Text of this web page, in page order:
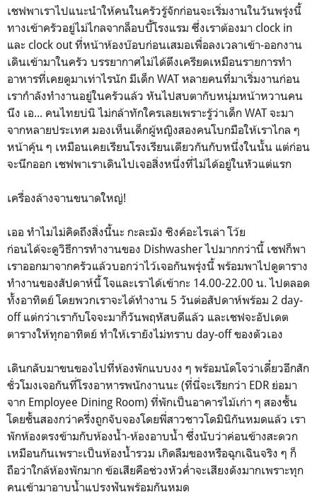
เชฟพาเราไปแนะนำให้คนในครัวรู้จักก่อนจะเริ่มงานในวันพรุ่งนี้
ทางเข้าครัวอยู่ไม่ไกลจากล็อบบี้โรงแรม ซึ่งเราต้องมา clock in
และ clock out ที่หน้าห้องบ๊อบก่อนเสมอเพื่อลงเวลาเข้า-ออกงาน
เดินเข้ามาในครัว บรรยากาศไม่ได้ตึงเครียดเหมือนรายการทำ
อาหารที่เคยดูมาเท่าไรนัก มีเด็ก WAT หลายคนที่มาเริ่มงานก่อน
เรากำลังทำงานอยู่ในครัวแล้ว หันไปสบตากับหนุ่มหน้าหวานคน
นึง เอ... คนไทยบ่นิ ไม่กล้าทักใครเลยเพราะรู้ว่าเด็ก WAT จะมา
จากหลายประเทศ มองเห็นเด็กผู้หญิงสองคนโบกมือให้เราไกล ๆ
หน้าคุ้น ๆ เหมือนเคยเรียนโรงเรียนเดียวกันกับหนึ่งในนั้น แต่ก่อน
จะนึกออก เชฟพาเราเดินไปเจอสิ่งหนึ่งที่ไม่ได้อยู่ในหัวแต่แรก
เครื่องล้างจานขนาดใหญ่!
เออ ทำไมไม่คิดถึงสิ่งนี้นะ กะละมัง ซิงค์อะไรเล่า โว้ย
ก่อนได้จะดูวิธีการทำงานของ Dishwasher ไปมากกว่านี้ เชฟก็พา
เราออกมาจากครัวแล้วบอกว่าไว้เจอกันพรุ่งนี้ พร้อมพาไปดูตาราง
ทำงานของสัปดาห์นี้ โจและเราได้เข้ากะ 14.00-22.00 น. ไปตลอด
ทั้งอาทิตย์ โดยพวกเราจะได้ทำงาน 5 วันต่อสัปดาห์พร้อม 2 day-
off แต่กว่าเรากับโจจะมาก็วันพฤหัสบดีแล้ว และเชฟจะอัปเดต
ตารางให้ทุกอาทิตย์ ทำให้เรายังไม่ทราบ day-off ของตัวเอง
เดินกลับมาขนของไปที่ห้องพักแบบงง ๆ พร้อมนัดโจว่าเดี๋ยวอีกสัก
ชั่วโมงเจอกันที่โรงอาหารพนักงานนะ (ที่นี่จะเรียกว่า EDR ย่อมา
จาก Employee Dining Room) ที่พักเป็นอาคารไม้เก่า ๆ สองชั้น
โดยชั้นสองกว่าครึ่งถูกจับจองโดยพี่สาวชาวโดมินิกันหมดแล้ว เรา
พักห้องตรงข้ามกับห้องน้ำ-ห้องอาบน้ำ ซึ่งนับว่าค่อนข้างสะดวก
เหมือนกันเพราะเป็นห้องน้ำรวม เกิดลืมของหรือฉุกเฉินจริง ๆ ก็
ถือว่าใกล้ห้องพักมาก ข้อเสียคือช่วงหัวค่ำจะเสียงดังมากเพราะทุก
คนเข้ามาอาบน้ำแปรงฟันพร้อมกันหมด